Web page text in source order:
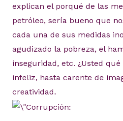
explican el porqué de las
petróleo, sería bueno que
cada una de sus medidas
agudizado la pobreza, el
inseguridad, etc. ¿Usted
infeliz, hasta carente de
creatividad.